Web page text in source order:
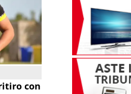
con